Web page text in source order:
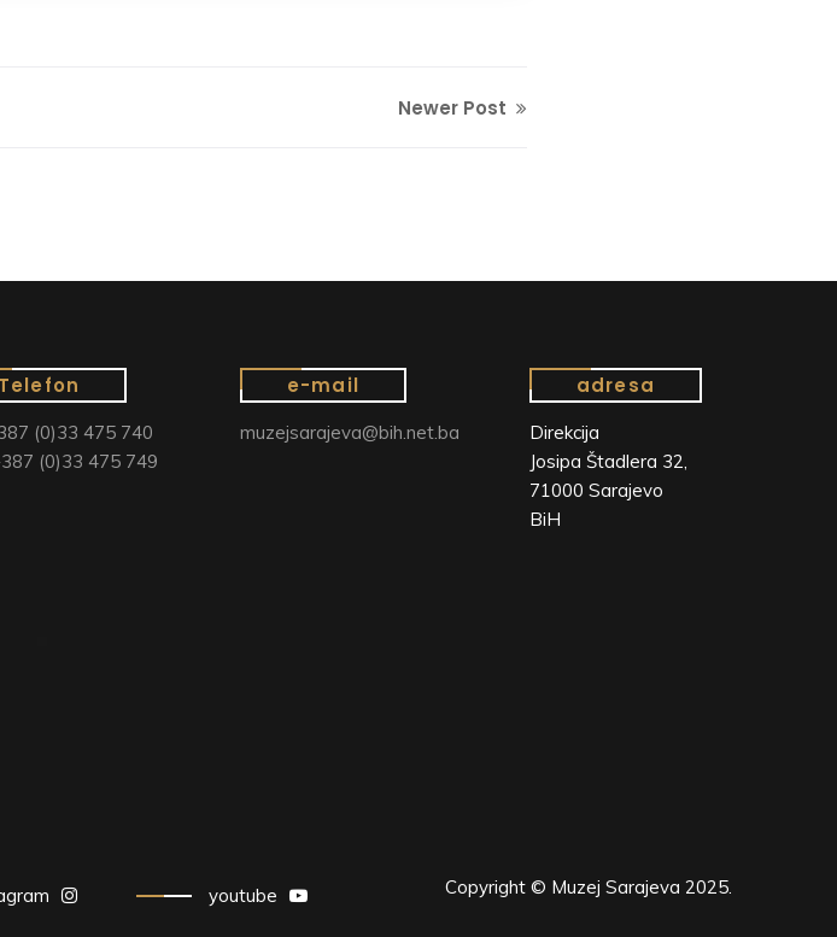
Newer Post
Telefon
(0)33 475 740
(0)33 475 749
e-mail
muzejsarajeva@bih.net.ba
adresa
Direkcija
Josipa Štadlera 32,
71000 Sarajevo
BiH
youtube Copyright © Muzej Sarajeva 2025.